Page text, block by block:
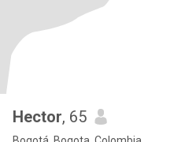
Hector, 65